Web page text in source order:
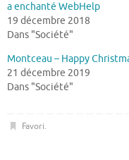
a enchanté WebHelp
19 décembre 2018
Dans "Société"
Montceau – Happy
21 décembre 2019
Dans "Société"
Favori.